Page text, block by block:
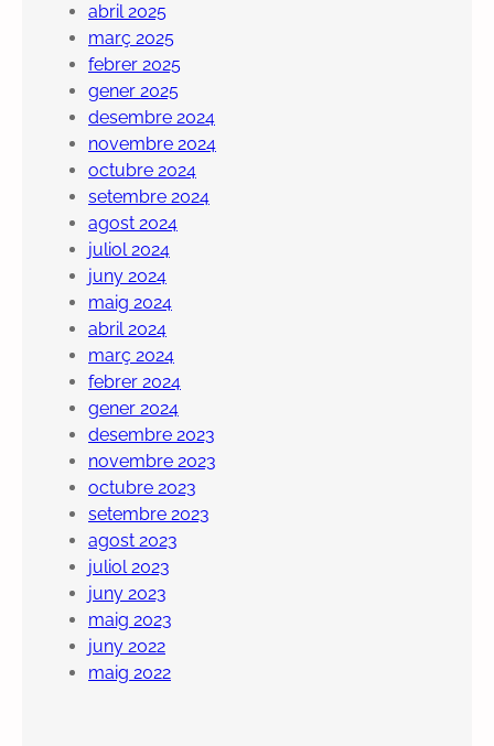
abril 2025
març 2025
febrer 2025
gener 2025
desembre 2024
novembre 2024
octubre 2024
setembre 2024
agost 2024
juliol 2024
juny 2024
maig 2024
abril 2024
març 2024
febrer 2024
gener 2024
desembre 2023
novembre 2023
octubre 2023
setembre 2023
agost 2023
juliol 2023
juny 2023
maig 2023
juny 2022
maig 2022